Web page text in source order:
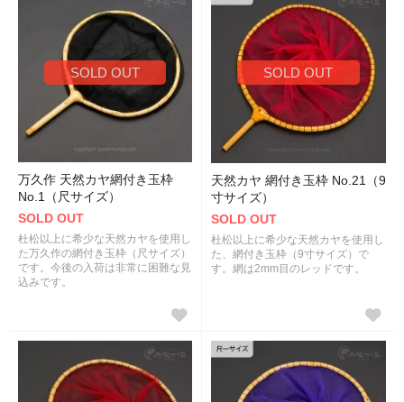
SOLD OUT
万久作 天然カヤ網付き玉枠
No.1（尺サイズ）
SOLD OUT
杜松以上に希少な天然カヤを使用し
た万久作の網付き玉枠（尺サイズ）
です。今後の入荷は非常に困難な見
込みです。
SOLD OUT
天然カヤ 網付き玉枠 No.21（9
寸サイズ）
SOLD OUT
杜松以上に希少な天然カヤを使用し
た、網付き玉枠（9寸サイズ）で
す。網は2mm目のレッドです。